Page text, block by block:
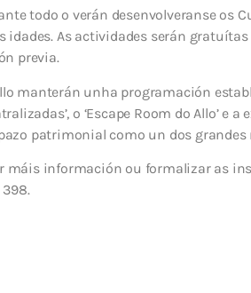
todo o verán desenvolveranse os
As actividades serán
previa.
manterán unha programación
o ‘Escape Room do Allo’ e
patrimonial como un dos
máis información ou formalizar as
398.